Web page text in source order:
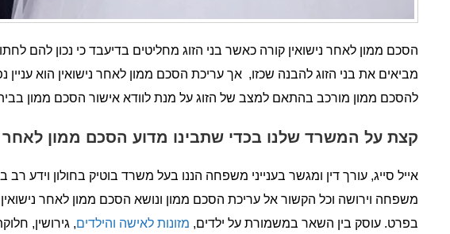
הסכם ממון לאחר נישואין קורה כאשר בני הזוג מחליטים בדיעבד כי נכון להם
מביאים את בני הזוג להבנה שכזו, אך עריכת הסכם ממון לאחר נישואין הוא עניין
להסכם ממון מורכב בהתאם למצב של הזוג על מנת לוודא אישור הסכם ממון
קצת על המשרד שלנו בכדי שתבינו מדוע הסכם ממון לאחר
אייל סייג, עורך דין ומגשר בענייני משפחה הננו בעל משרד בוטיק בחולון וידע רב
משפחה וירושה וכל הקשור אל עריכת הסכם ממון ונושא הסכם ממון לאחר נישואין
בפרט. עוסק בין השאר במשמורת על ילדים, מזונות לאישה והילדים, גירושין,